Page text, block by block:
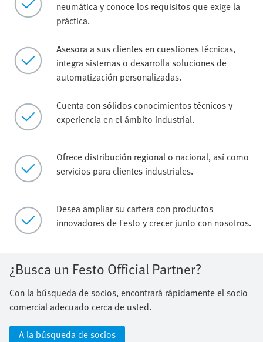
neumática y conoce los requisitos que exige la
práctica.
Asesora a sus clientes en cuestiones técnicas,
integra sistemas o desarrolla soluciones de
automatización personalizadas.
Cuenta con sólidos conocimientos técnicos y
experiencia en el ámbito industrial.
Ofrece distribución regional o nacional, así como
servicios para clientes industriales.
Desea ampliar su cartera con productos
innovadores de Festo y crecer junto con nosotros.
¿Busca un Festo Official Partner?
Con la búsqueda de socios, encontrará rápidamente el socio
comercial adecuado cerca de usted.
A la búsqueda de socios